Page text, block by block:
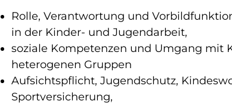
Rolle, Verantwortung und
in der Kinder- und Jugendarbeit,
soziale Kompetenzen und Umgang mit
heterogenen Gruppen
Aufsichtspflicht, Jugendschutz,
Sportversicherung,